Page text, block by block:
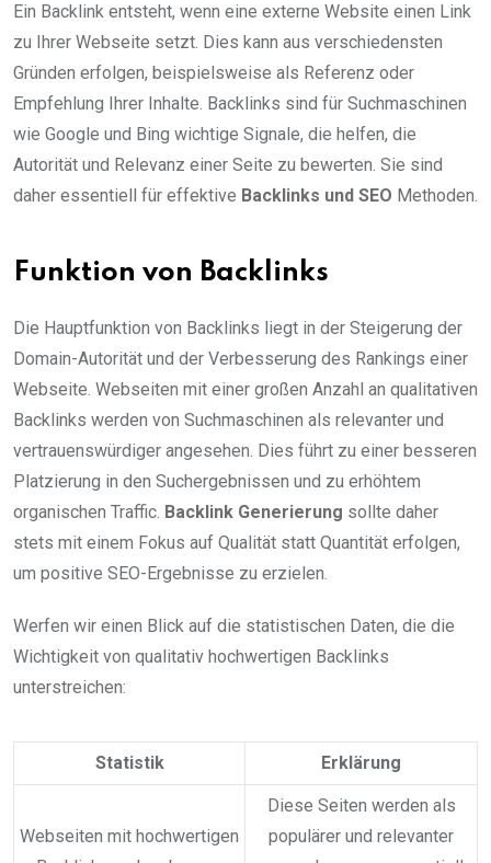
Ein Backlink entsteht, wenn eine externe Website einen Link
zu Ihrer Webseite setzt. Dies kann aus verschiedensten
Gründen erfolgen, beispielsweise als Referenz oder
Empfehlung Ihrer Inhalte. Backlinks sind für Suchmaschinen
wie Google und Bing wichtige Signale, die helfen, die
Autorität und Relevanz einer Seite zu bewerten. Sie sind
daher essentiell für effektive Backlinks und SEO Methoden.
Funktion von Backlinks
Die Hauptfunktion von Backlinks liegt in der Steigerung der
Domain-Autorität und der Verbesserung des Rankings einer
Webseite. Webseiten mit einer großen Anzahl an qualitativen
Backlinks werden von Suchmaschinen als relevanter und
vertrauenswürdiger angesehen. Dies führt zu einer besseren
Platzierung in den Suchergebnissen und zu erhöhtem
organischen Traffic. Backlink Generierung sollte daher
stets mit einem Fokus auf Qualität statt Quantität erfolgen,
um positive SEO-Ergebnisse zu erzielen.
Werfen wir einen Blick auf die statistischen Daten, die die
Wichtigkeit von qualitativ hochwertigen Backlinks
unterstreichen:
Statistik Erklärung
Webseiten mit hochwertigen
Diese Seiten werden als
populärer und relevanter